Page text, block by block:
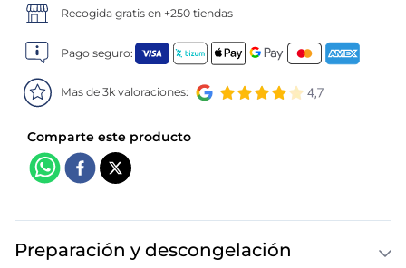
Recogida gratis en +250 tiendas
Pago seguro:
Mas de 3k valoraciones:
Preparación y descongelación